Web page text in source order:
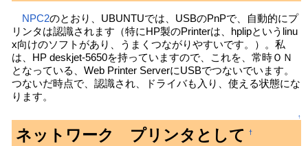
NPC2のとおり、UBUNTUでは、USBのPnPで、自動的にプ
リンタは認識されます（特にHP製のPrinterは、hplipというlinu
x向けのソフトがあり、うまくつながりやすいです。）。私
は、HP deskjet-5650を持っていますので、これを、常時ＯＮ
となっている、Web Printer ServerにUSBでつないでいます。
つないだ時点で、認識され、ドライバも入り、使える状態にな
ります。
↑
ネットワーク プリンタとして †